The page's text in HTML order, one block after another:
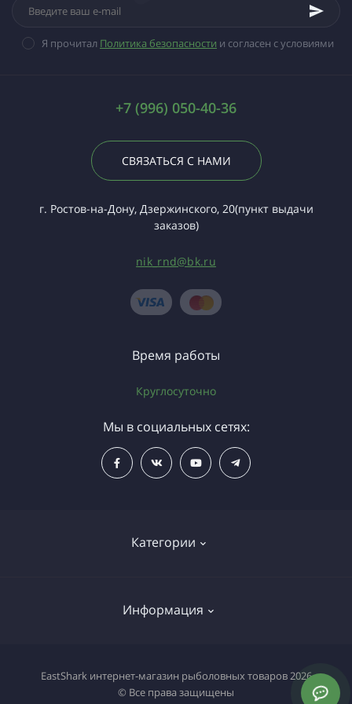
Я прочитал Политика безопасности и согласен с условиями
+7 (996) 050-40-36
СВЯЗАТЬСЯ С НАМИ
г. Ростов-на-Дону, Дзержинского, 20(пункт выдачи
заказов)
nik_rnd@bk.ru
Категории
Газовое оборудование
Крючки
Информация
О магазине
Время работы
Круглосуточно
Мы в социальных сетях:
EastShark интернет-магазин рыболовных товаров 2026
© Все права защищены